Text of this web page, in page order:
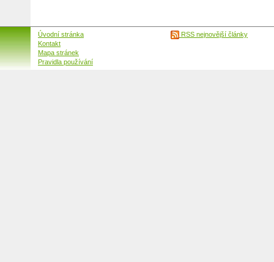
Úvodní stránka
Kontakt
Mapa stránek
Pravidla používání
RSS nejnovější články